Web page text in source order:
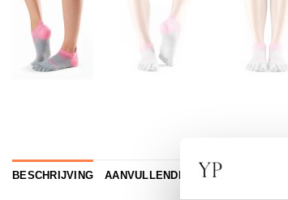
BESCHRIJVING AANVULLENDE INFORMATIE